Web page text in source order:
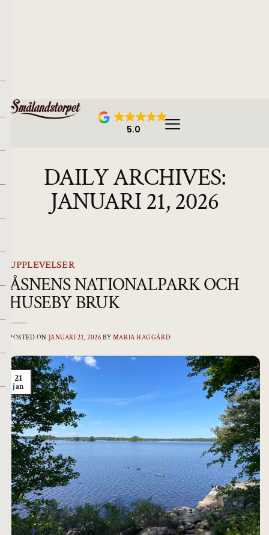
5.0
DAILY ARCHIVES:
JANUARI 21, 2026
UPPLEVELSER
ÅSNENS NATIONALPARK OCH
HUSEBY BRUK
POSTED ON JANUARI 21, 2026 BY MARIA HAGGÅRD
21
jan